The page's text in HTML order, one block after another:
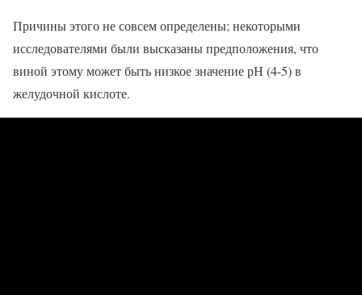
Причины этого не совсем определены; некоторыми
исследователями были высказаны предположения, что
виной этому может быть низкое значение рН (4-5) в
желудочной кислоте.